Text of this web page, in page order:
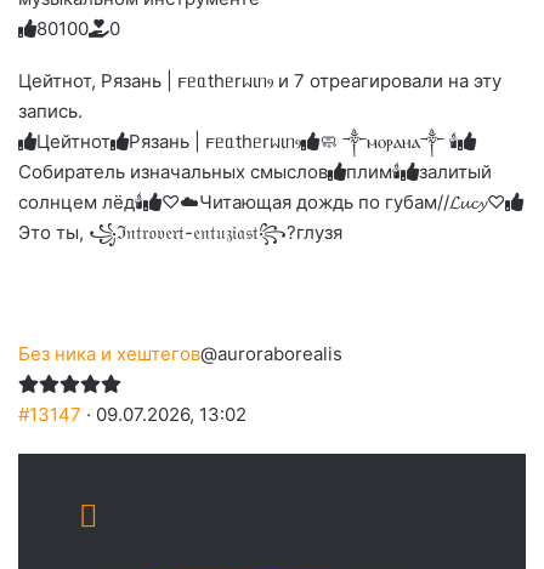
Голосуйте
вверх.
8
Нажмите
реакцию:
улыбаюсь
0
Нажмите
реакцию:
смеюсь
до
слез
1
Нажмите
реакцию:
печаль
0
Нажмите
реакцию:
плачу
0
Нажмите
благодарю
0
Цейтнот, Рязань | 𐔥ᥱᥲthᥱrᥕιᥒⳋ и 7 отреагировали на эту
запись.
Цейтнот
Рязань | 𐔥ᥱᥲthᥱrᥕιᥒⳋ
🧼 ༒ⲙⲟⲣⲁⲏⲁ༒ 🕯️
Собиратель изначальных смыслов
плим🕯️
залитый
солнцем лёд🕯
♡☁️Читающая дождь по губам//𝓛𝓾𝓬𝔂♡
Это ты, ꧁ℑ𝔫𝔱𝔯𝔬𝔳𝔢𝔯𝔱-𝔢𝔫𝔱𝔲𝔷𝔦𝔞𝔰𝔱꧂?глузя
Без ника и хештегов@auroraborealis
#13147 · 09.07.2026, 13:02